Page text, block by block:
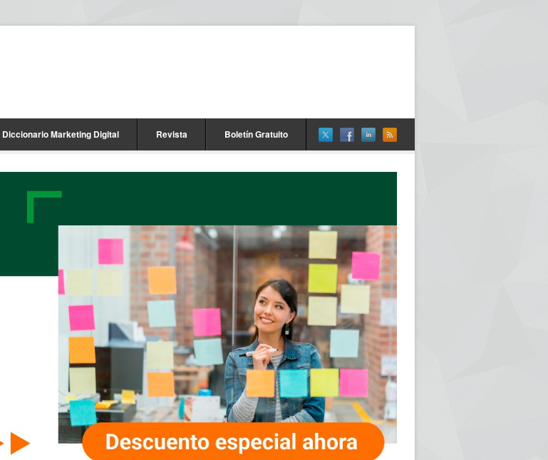
Diccionario Marketing Digital Revista Boletín Gratuito